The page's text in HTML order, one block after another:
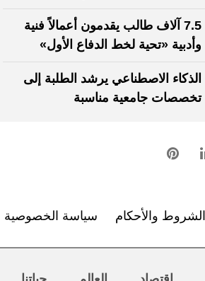
7.5 آلاف طالب يقدمون أعمالاً فنية
وأدبية «تحية لخط الدفاع الأول»
الذكاء الاصطناعي يرشد الطلبة إلى
تخصصات جامعية مناسبة
الشروط والأحكام سياسة الخصوصية